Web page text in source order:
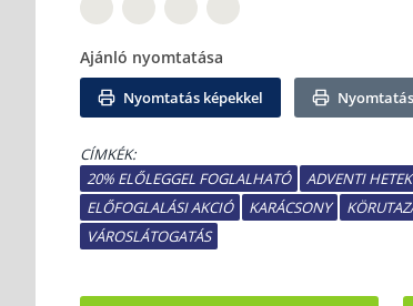
Ajánló nyomtatása
Nyomtatás képekkel
CÍMKÉK:
20% ELŐLEGGEL FOGLALHATÓ
ADVENTI HETEK
ELŐFOGLALÁSI AKCIÓ
KARÁCSONY
VÁROSLÁTOGATÁS